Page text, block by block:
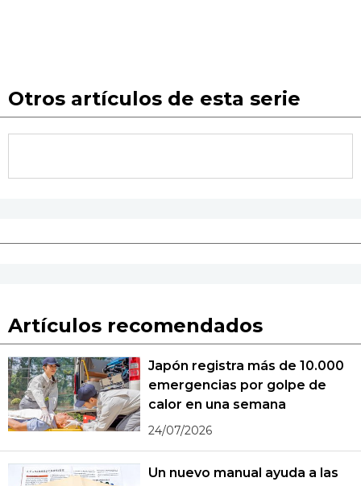
Otros artículos de esta serie
Artículos recomendados
Japón registra más de 10.000
emergencias por golpe de
calor en una semana
24/07/2026
Un nuevo manual ayuda a las